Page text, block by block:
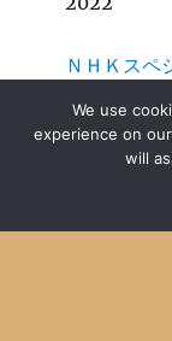
ＮＨＫス
日本の自画
2020
スマホのネ
2015
We use
experience on
will